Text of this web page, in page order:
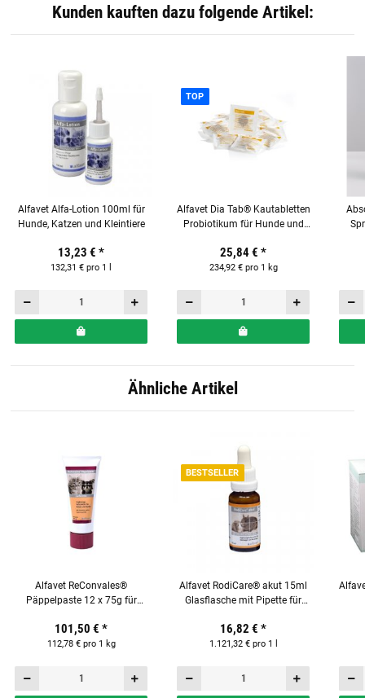
Kunden kauften dazu folgende Artikel:
Alfavet Alfa-Lotion 100ml für
Hunde, Katzen und Kleintiere
13,23 € *
132,31 € pro 1 l
TOP
Alfavet Dia Tab® Kautabletten
Probiotikum für Hunde und
(lose) mit 20 x 5,5 g Tabletten
25,84 € *
234,92 € pro 1 kg
Ähnliche Artikel
Alfavet ReConvales®
Päppelpaste 12 x 75g für
101,50 € *
112,78 € pro 1 kg
BESTSELLER
Alfavet RodiCare® akut 15ml
Glasflasche mit Pipette für
16,82 € *
1.121,32 € pro 1 l